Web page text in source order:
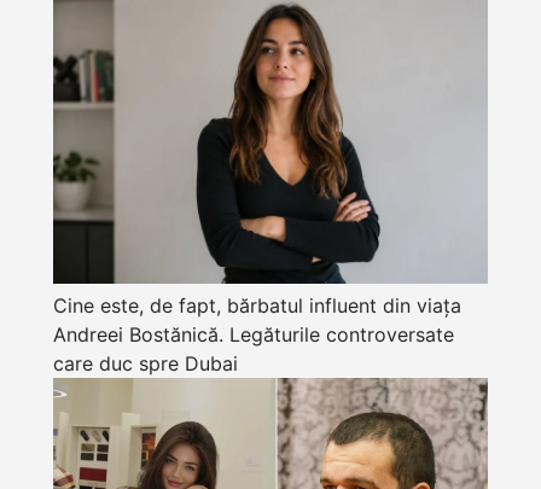
Cine este, de fapt, bărbatul influent din viața
Andreei Bostănică. Legăturile controversate
care duc spre Dubai